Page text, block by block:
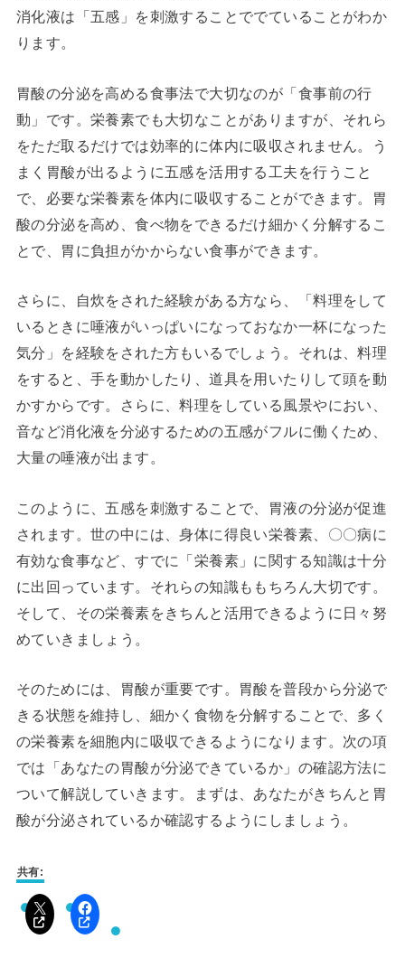
消化液は「五感」を刺激することででていることがわか
ります。
胃酸の分泌を高める食事法で大切なのが「食事前の行
動」です。栄養素でも大切なことがありますが、それら
をただ取るだけでは効率的に体内に吸収されません。う
まく胃酸が出るように五感を活用する工夫を行うこと
で、必要な栄養素を体内に吸収することができます。胃
酸の分泌を高め、食べ物をできるだけ細かく分解するこ
とで、胃に負担がかからない食事ができます。
さらに、自炊をされた経験がある方なら、「料理をして
いるときに唾液がいっぱいになっておなか一杯になった
気分」を経験をされた方もいるでしょう。それは、料理
をすると、手を動かしたり、道具を用いたりして頭を動
かすからです。さらに、料理をしている風景やにおい、
音など消化液を分泌するための五感がフルに働くため、
大量の唾液が出ます。
このように、五感を刺激することで、胃液の分泌が促進
されます。世の中には、身体に得良い栄養素、〇〇病に
有効な食事など、すでに「栄養素」に関する知識は十分
に出回っています。それらの知識ももちろん大切です。
そして、その栄養素をきちんと活用できるように日々努
めていきましょう。
そのためには、胃酸が重要です。胃酸を普段から分泌で
きる状態を維持し、細かく食物を分解することで、多く
の栄養素を細胞内に吸収できるようになります。次の項
では「あなたの胃酸が分泌できているか」の確認方法に
ついて解説していきます。まずは、あなたがきちんと胃
酸が分泌されているか確認するようにしましょう。
共有: